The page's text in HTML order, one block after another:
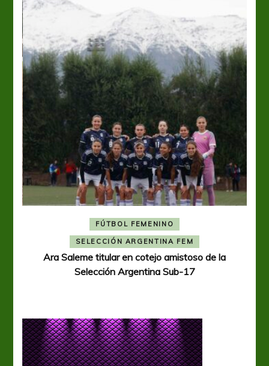
FÚTBOL FEMENINO
SELECCIÓN ARGENTINA FEM
Ara Saleme titular en cotejo amistoso de la
Selección Argentina Sub-17